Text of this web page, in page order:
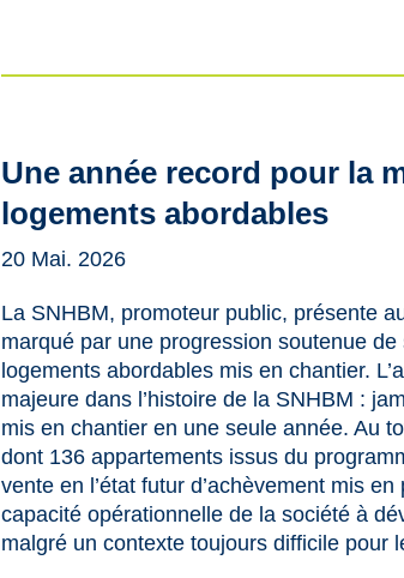
Une année record pour la
logements abordables
20 Mai. 2026
La SNHBM, promoteur public, présente
marqué par une progression soutenue
logements abordables mis en chantier.
majeure dans l’histoire de la SNHBM :
mis en chantier en une seule année. Au
dont 136 appartements issus du
vente en l’état futur d’achèvement mis
capacité opérationnelle de la société à
malgré un contexte toujours difficile pour